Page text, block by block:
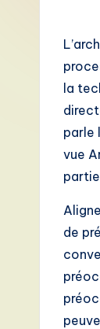
la
parle
vue
de